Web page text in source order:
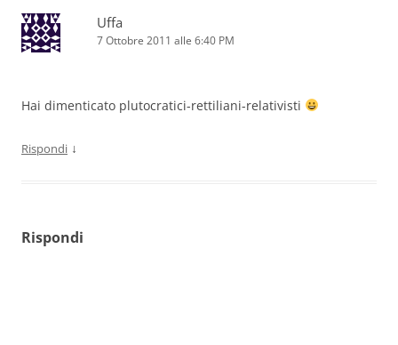
Uffa
7 Ottobre 2011 alle 6:40 PM
Hai dimenticato plutocratici-rettiliani-relativisti
Rispondi ↓
Rispondi